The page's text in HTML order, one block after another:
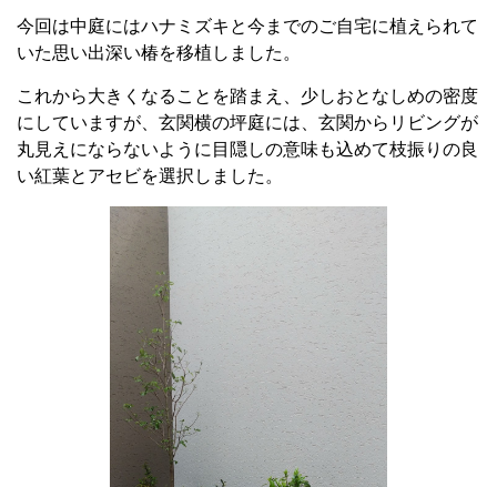
今回は中庭にはハナミズキと今までのご自宅に植えられて
いた思い出深い椿を移植しました。
これから大きくなることを踏まえ、少しおとなしめの密度
にしていますが、玄関横の坪庭には、玄関からリビングが
丸見えにならないように目隠しの意味も込めて枝振りの良
い紅葉とアセビを選択しました。